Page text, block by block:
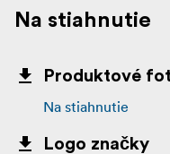
Na stiahnutie
Produktové
Na stiahnutie
Logo značky